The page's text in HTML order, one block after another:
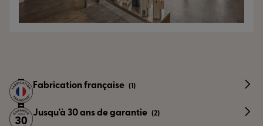
Fabrication française (1)
Jusqu'à 30 ans de garantie (2)